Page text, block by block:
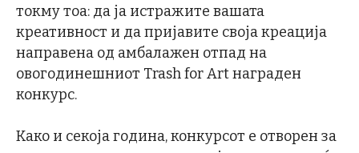
токму тоа: да ја истражите вашата
креативност и да пријавите своја креација
направена од амбалажен отпад на
овогодинешниот Trash for Art награден
конкурс.
Како и секоја година, конкурсот е отворен за